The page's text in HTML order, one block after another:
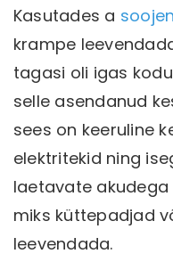
Kasutades a
krampe
tagasi oli igas
selle asendanud
sees on keeruline
elektritekid ning
laetavate
miks küttepadjad
leevendada.